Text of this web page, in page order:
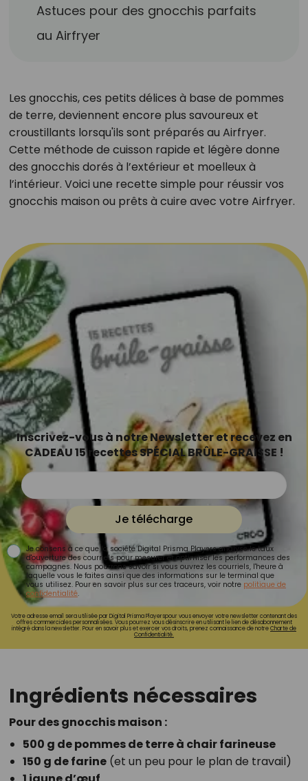
Astuces pour des gnocchis parfaits
au Airfryer
Les gnocchis, ces petits délices à base de pommes
de terre, deviennent encore plus savoureux et
croustillants lorsqu'ils sont préparés au Airfryer.
Cette méthode de cuisson rapide et légère donne
des gnocchis dorés à l’extérieur et moelleux à
l’intérieur. Voici une recette simple pour réussir vos
gnocchis maison ou prêts à cuire avec votre Airfryer.
Inscrivez-vous à notre Newsletter et recevez en
CADEAU 15 recettes SPÉCIAL BRÛLE-GRAISSE !
Je télécharge
Je consens à ce que la société Digital Prisma Players analyse le taux
d'ouverture des courriels pour mesurer et optimiser les performances des
campagnes. Nous pourrons savoir si vous ouvrez les courriels, l'heure à
laquelle vous le faites ainsi que des informations sur le terminal que
vous utilisez. Pour en savoir plus sur ces traceurs, voir notre politique de
confidentialité.
Votre adresse email sera utilisée par Digital Prisma Playerspour vous envoyer votre newsletter contenant des
offres commerciales personnalisées. Vous pourrez vous désinscrire en utilisant le lien de désabonnement
intégré dans la newsletter. Pour en savoir plus et exercer vos droits, prenez connaissance de notreCharte de
Confidentialité.
Ingrédients nécessaires
Pour des gnocchis maison :
500 g de pommes de terre à chair farineuse
150 g de farine(et un peu pour le plan de travail)